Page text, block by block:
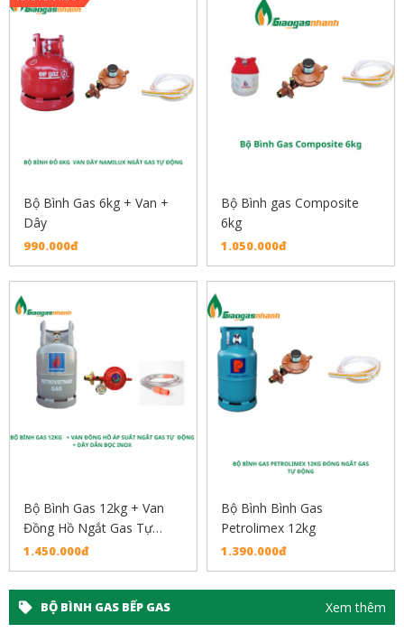
Bộ Bình Gas 6kg + Van +
Dây
990.000đ
Bộ Bình gas Composite
6kg
1.050.000đ
Bộ Bình Gas 12kg + Van
Đồng Hồ Ngắt Gas Tự
Động+ Dây Dẫn Inox
1.450.000đ
Bộ Bình Bình Gas
Petrolimex 12kg
1.390.000đ
BỘ BÌNH GAS BẾP GAS Xem thêm